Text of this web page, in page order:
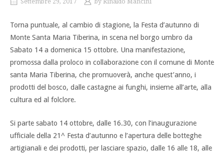
Settembre 29, 2017 by Rinaldo Mancini
Torna puntuale, al cambio di stagione, la Festa d’autunno di
Monte Santa Maria Tiberina, in scena nel borgo umbro da
Sabato 14 a domenica 15 ottobre. Una manifestazione,
promossa dalla proloco in collaborazione con il comune di Monte
santa Maria Tiberina, che promuoverà, anche quest’anno, i
prodotti del bosco, dalle castagne ai funghi, insieme all’arte, alla
cultura ed al folclore.
Si parte sabato 14 ottobre, dalle 16.30, con l’inaugurazione
ufficiale della 21^ Festa d’autunno e l’apertura delle botteghe
artigianali e dei prodotti, per lasciare spazio, dalle 16 alle 18, alle